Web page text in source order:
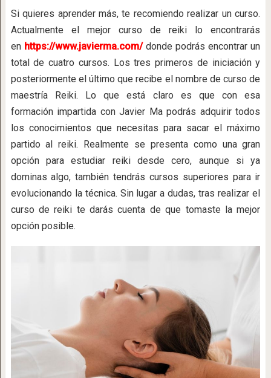
Si quieres aprender más, te recomiendo realizar un curso.
Actualmente el mejor curso de reiki lo encontrarás
en https://www.javierma.com/donde podrás encontrar un
total de cuatro cursos. Los tres primeros de iniciación y
posteriormente el último que recibe el nombre de curso de
maestría Reiki. Lo que está claro es que con esa
formación impartida con Javier Ma podrás adquirir todos
los conocimientos que necesitas para sacar el máximo
partido al reiki. Realmente se presenta como una gran
opción para estudiar reiki desde cero, aunque si ya
dominas algo, también tendrás cursos superiores para ir
evolucionando la técnica. Sin lugar a dudas, tras realizar el
curso de reiki te darás cuenta de que tomaste la mejor
opción posible.